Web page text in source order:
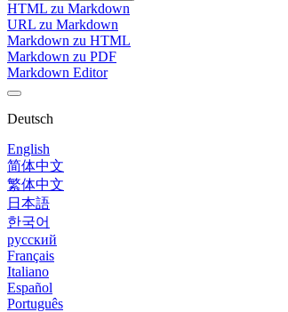
HTML zu Markdown
URL zu Markdown
Markdown zu HTML
Markdown zu PDF
Markdown Editor
Deutsch
English
简体中文
繁体中文
日本語
한국어
русский
Français
Italiano
Español
Português